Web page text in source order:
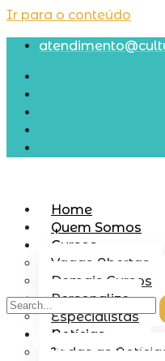
Ir para o conteúdo
Home
Quem Somos
Cursos
Vagas Abertas
Demais Cursos
Personalize
Especialistas
Notícias
Todas as
R$0,00